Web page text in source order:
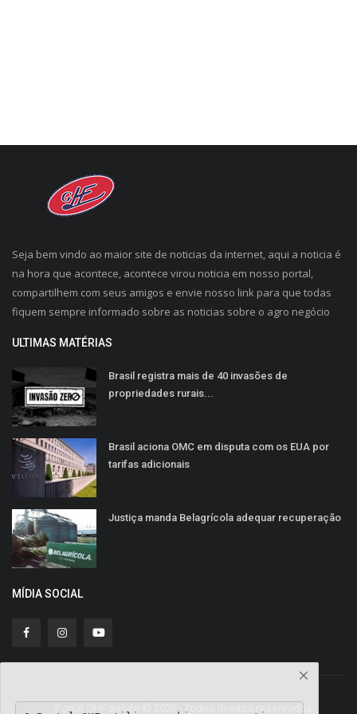
Seja bem vindo ao maior site de noticias da internet, aqui a noticia é
na hora que acontece, acontece virou noticia em nosso portal,
compartilhem com seus amigos e envie nosso link para que todas
fiquem sempre informado sobre as noticias sobre o agro negócio
ULTIMAS MATÉRIAS
Brasil registra mais de 40 invasões de
propriedades rurais...
Brasil aciona OMC em disputa com os EUA por
tarifas adicionais
Justiça manda Belagrícola adequar recuperação
MÍDIA SOCIAL
Portal GHF desde © 2026 - Todos direitos reservados.